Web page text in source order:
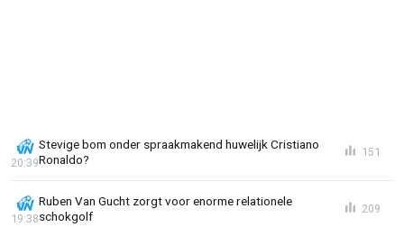
Stevige bom onder spraakmakend huwelijk Cristiano
Ronaldo?
20:39
151
Ruben Van Gucht zorgt voor enorme relationele
schokgolf
19:38
209